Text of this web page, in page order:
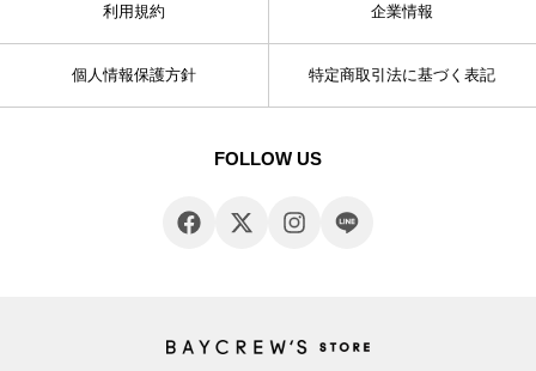
利用規約 企業情報
個人情報保護方針 特定商取引法に基づく表記
FOLLOW US